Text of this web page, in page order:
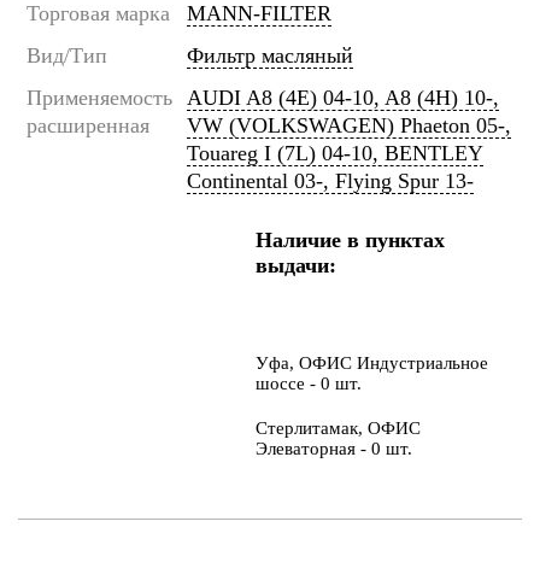
Торговая марка
MANN-FILTER
Вид/Тип
Фильтр масляный
Применяемость
расширенная
AUDI A8 (4E) 04-10, A8 (4H) 10-,
VW (VOLKSWAGEN) Phaeton 05-,
Touareg I (7L) 04-10, BENTLEY
Continental 03-, Flying Spur 13-
Наличие в пунктах
выдачи:
Уфа, ОФИС Индустриальное
шоссе - 0 шт.
Стерлитамак, ОФИС
Элеваторная - 0 шт.